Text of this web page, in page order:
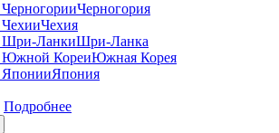
Черногория
Чехия
Шри-Ланка
Южная Корея
Япония
Подробнее